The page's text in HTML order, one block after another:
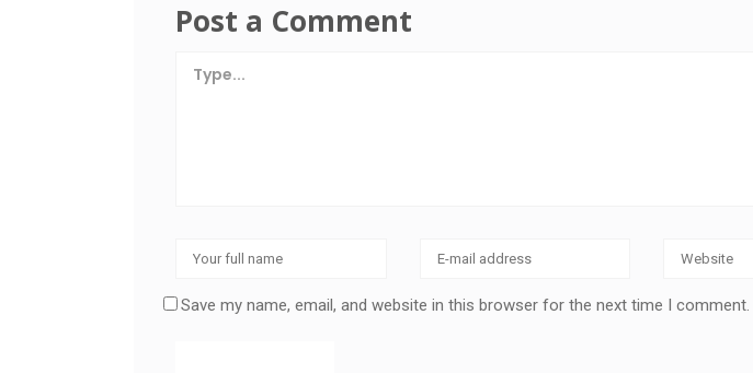
Post a Comment
Save my name, email, and website in this browser for the next time I comment.